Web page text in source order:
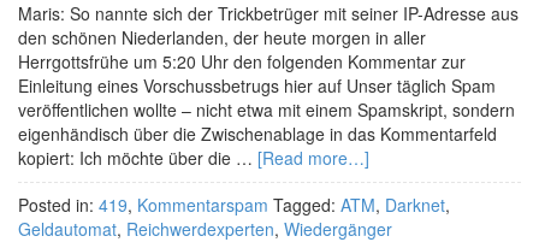
Maris: So nannte sich der Trickbetrüger mit seiner IP-Adresse aus
den schönen Niederlanden, der heute morgen in aller
Herrgottsfrühe um 5:20 Uhr den folgenden Kommentar zur
Einleitung eines Vorschussbetrugs hier auf Unser täglich Spam
veröffentlichen wollte – nicht etwa mit einem Spamskript, sondern
eigenhändisch über die Zwischenablage in das Kommentarfeld
kopiert: Ich möchte über die … [Read more…]
Posted in: 419, Kommentarspam Tagged: ATM, Darknet,
Geldautomat, Reichwerdexperten, Wiedergänger